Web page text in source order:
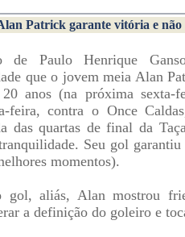
Patrick garante vitória e não
de Paulo Henrique
que o jovem meia Alan
anos (na próxima sexta-
feira, contra o Once
das quartas de final da
Seu gol
momentos).
gol, aliás, Alan mostrou
a definição do goleiro e